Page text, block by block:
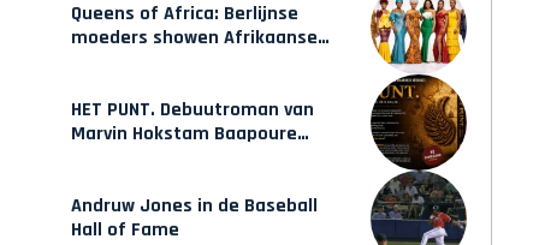
Queens of Africa: Berlijnse
moeders showen Afrikaanse
HET PUNT. Debuutroman van
Marvin Hokstam Baapoure
Andruw Jones in de Baseball
Hall of Fame